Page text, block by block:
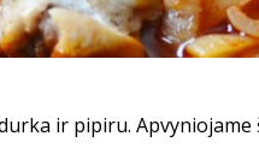
ir pipiru.